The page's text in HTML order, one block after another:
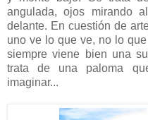
angulada, ojos mirando
delante. En cuestión de
uno ve lo que ve, no lo
siempre viene bien una
trata de una paloma
imaginar...